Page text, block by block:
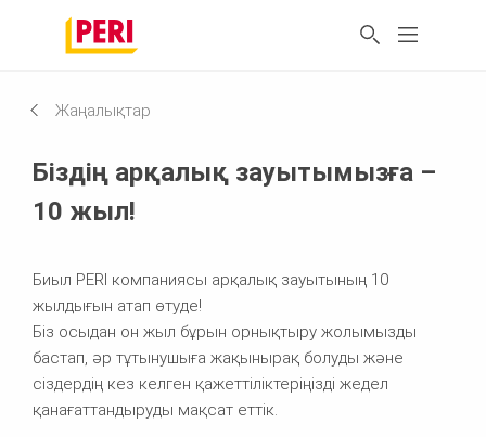
Жаңалықтар
Біздің арқалық зауытымызға –
10 жыл!
Биыл PERI компаниясы арқалық зауытының 10
жылдығын атап өтуде!
Біз осыдан он жыл бұрын орнықтыру жолымызды
бастап, әр тұтынушыға жақынырақ болуды және
сіздердің кез келген қажеттіліктеріңізді жедел
қанағаттандыруды мақсат еттік.